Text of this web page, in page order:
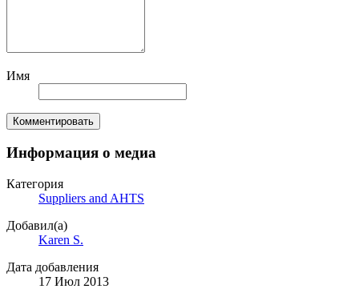
Имя
Комментировать
Информация о медиа
Категория
Suppliers and AHTS
Добавил(а)
Karen S.
Дата добавления
17 Июл 2013